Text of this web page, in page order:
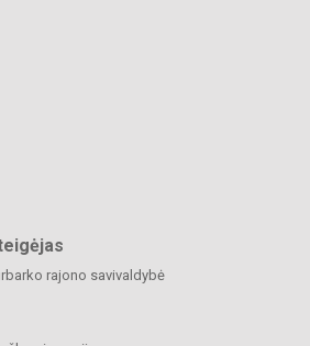
rajono savivaldybė